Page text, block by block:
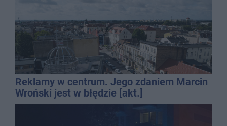
Reklamy w centrum. Jego zdaniem Marcin
Wroński jest w błędzie [akt.]